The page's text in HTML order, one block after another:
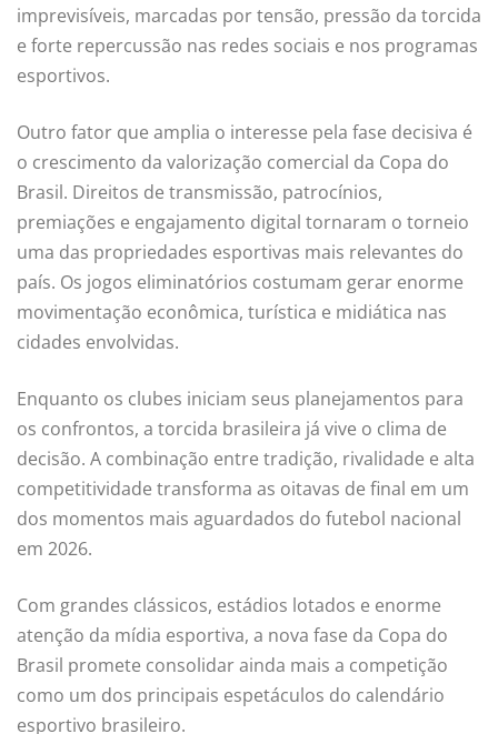
imprevisíveis, marcadas por tensão, pressão da torcida
e forte repercussão nas redes sociais e nos programas
esportivos.
Outro fator que amplia o interesse pela fase decisiva é
o crescimento da valorização comercial da Copa do
Brasil. Direitos de transmissão, patrocínios,
premiações e engajamento digital tornaram o torneio
uma das propriedades esportivas mais relevantes do
país. Os jogos eliminatórios costumam gerar enorme
movimentação econômica, turística e midiática nas
cidades envolvidas.
Enquanto os clubes iniciam seus planejamentos para
os confrontos, a torcida brasileira já vive o clima de
decisão. A combinação entre tradição, rivalidade e alta
competitividade transforma as oitavas de final em um
dos momentos mais aguardados do futebol nacional
em 2026.
Com grandes clássicos, estádios lotados e enorme
atenção da mídia esportiva, a nova fase da Copa do
Brasil promete consolidar ainda mais a competição
como um dos principais espetáculos do calendário
esportivo brasileiro.